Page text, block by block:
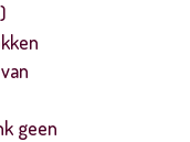
geen